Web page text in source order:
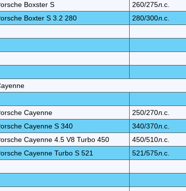
Boxster S
260/275л.с.
Boxter S 3.2 280
280/300л.с.
Cayenne 250/270л.с.
Cayenne S 340
340/370л.с.
Cayenne 4.5 V8 Turbo 450
450/510л.с.
Cayenne Turbo S 521
521/575л.с.